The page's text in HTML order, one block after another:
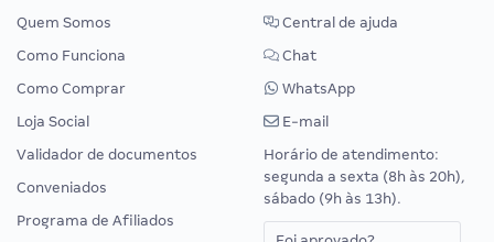
Quem Somos
Como Funciona
Como Comprar
Loja Social
Validador de documentos
Conveniados
Programa de Afiliados
Central de ajuda
Chat
WhatsApp
E-mail
Horário de atendimento:
segunda a sexta (8h às 20h),
sábado (9h às 13h).